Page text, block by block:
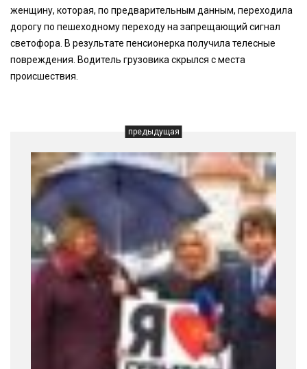
женщину, которая, по предварительным данным, переходила
дорогу по пешеходному переходу на запрещающий сигнал
светофора. В результате пенсионерка получила телесные
повреждения. Водитель грузовика скрылся с места
происшествия.
предыдущая